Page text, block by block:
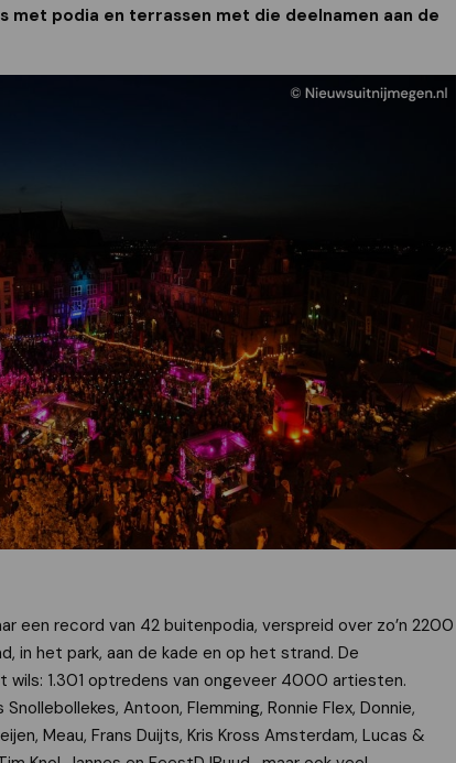
met podia en terrassen met die deelnamen aan de
een record van 42 buitenpodia, verspreid over zo’n 2200
in het park, aan de kade en op het strand. De
wils: 1.301 optredens van ongeveer 4000 artiesten.
Antoon, Flemming, Ronnie Flex, Donnie,
Meau, Frans Duijts, Kris Kross Amsterdam, Lucas &